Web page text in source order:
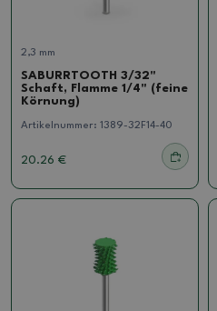
2,3 mm
SABURRTOOTH 3/32"
Schaft, Flamme 1/4" (feine
Körnung)
Artikelnummer: 1389-32F14-40
20.26 €